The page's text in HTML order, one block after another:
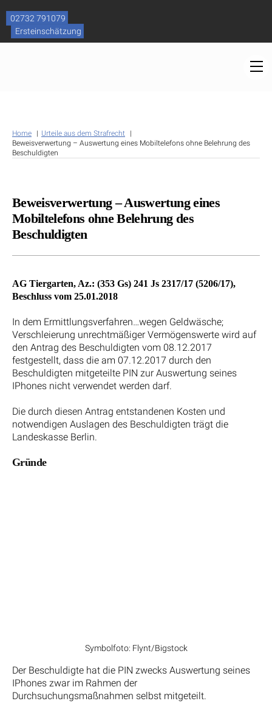
content
02732 791079
Ersteinschätzung
Home
Urteile aus dem Strafrecht
Beweisverwertung – Auswertung eines Mobiltelefons ohne Belehrung des
Beschuldigten
Beweisverwertung – Auswertung eines
Mobiltelefons ohne Belehrung des
Beschuldigten
AG Tiergarten, Az.: (353 Gs) 241 Js 2317/17 (5206/17),
Beschluss vom 25.01.2018
In dem Ermittlungsverfahren…wegen Geldwäsche;
Verschleierung unrechtmäßiger Vermögenswerte wird auf
den Antrag des Beschuldigten vom 08.12.2017
festgestellt, dass die am 07.12.2017 durch den
Beschuldigten mitgeteilte PIN zur Auswertung seines
IPhones nicht verwendet werden darf.
Die durch diesen Antrag entstandenen Kosten und
notwendigen Auslagen des Beschuldigten trägt die
Landeskasse Berlin.
Gründe
Symbolfoto: Flynt/Bigstock
Der Beschuldigte hat die PIN zwecks Auswertung seines
IPhones zwar im Rahmen der
Durchsuchungsmaßnahmen selbst mitgeteilt.